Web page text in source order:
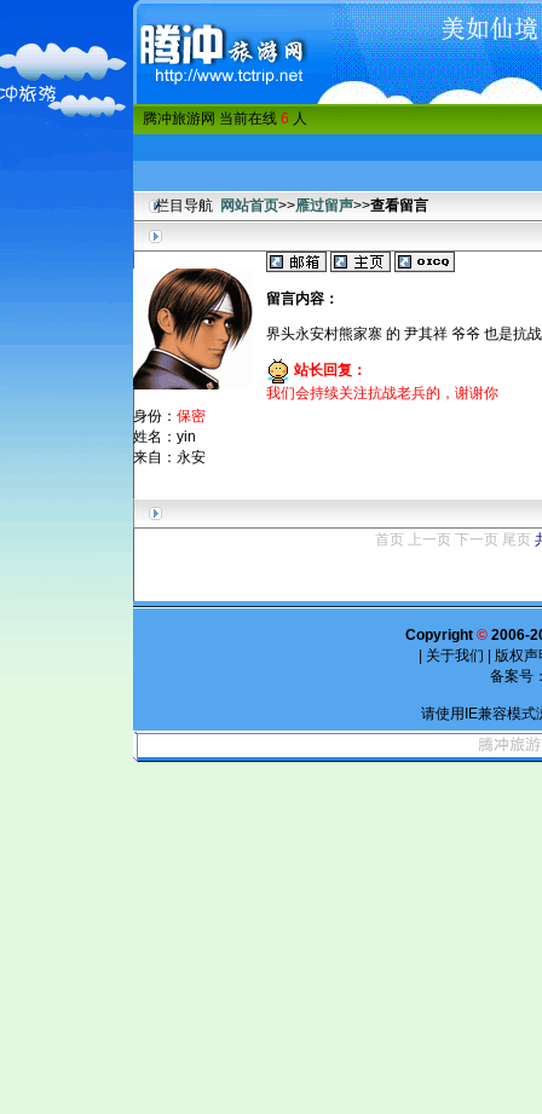
腾冲旅游网 当前在线 6 人
栏目导航 网站首页>>雁过留声>>查看留言
身份： 保密
姓名：yin
来自：永安
留言内容：
界头永安村熊家寨 的 尹其祥 爷爷 也是抗
站长回复：
我们会持续关注抗战老兵的，谢谢你
首页 上一页 下一页 尾页
Copyright © 2006-
关于我们
版权
备案号
请使用IE兼容模式